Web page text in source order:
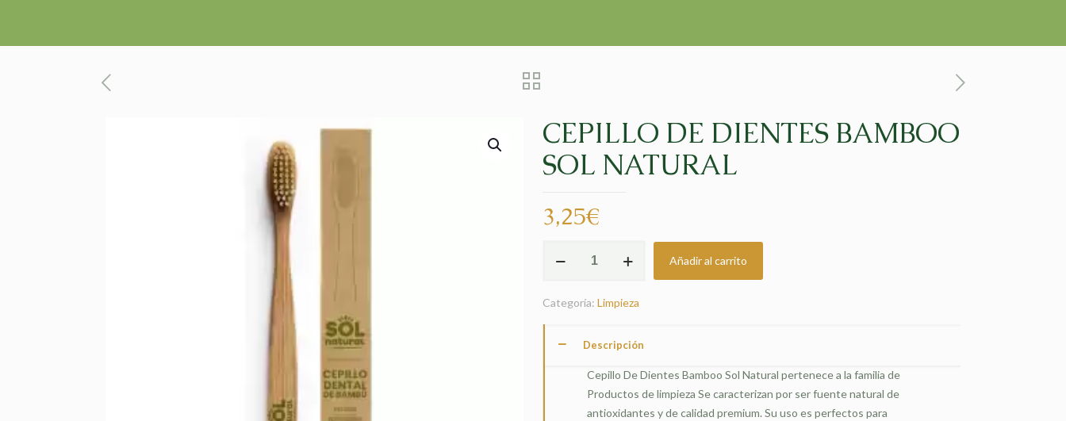
CEPILLO DE DIENTES BAMBOO
SOL NATURAL
3,25€
BAMBOO
SOL
NATURAL
Añadir al carrito
Categoría: Limpieza
Descripción
Cepillo De Dientes Bamboo Sol Natural pertenece a la familia de
Productos de limpieza Se caracterizan por ser fuente natural de
antioxidantes y de calidad premium. Su uso es perfectos para